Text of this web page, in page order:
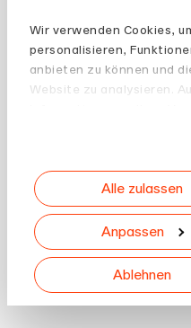
Wir verwenden Cookies,
personalisieren,
anbieten zu können und
Website zu analysieren.
Analysen weiter. Unsere
Informationen
zusammen, die Sie ihnen
die sie im Rahmen Ihrer
gesammelt haben.
Alle zulassen
Anpassen
Ablehnen
alle Publikationen